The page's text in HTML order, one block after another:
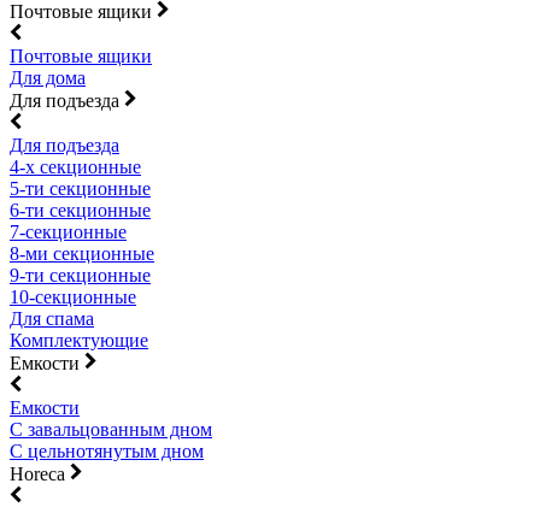
Почтовые ящики
Почтовые ящики
Для дома
Для подъезда
Для подъезда
4-х секционные
5-ти секционные
6-ти секционные
7-секционные
8-ми секционные
9-ти секционные
10-секционные
Для спама
Комплектующие
Емкости
Емкости
С завальцованным дном
С цельнотянутым дном
Horeca